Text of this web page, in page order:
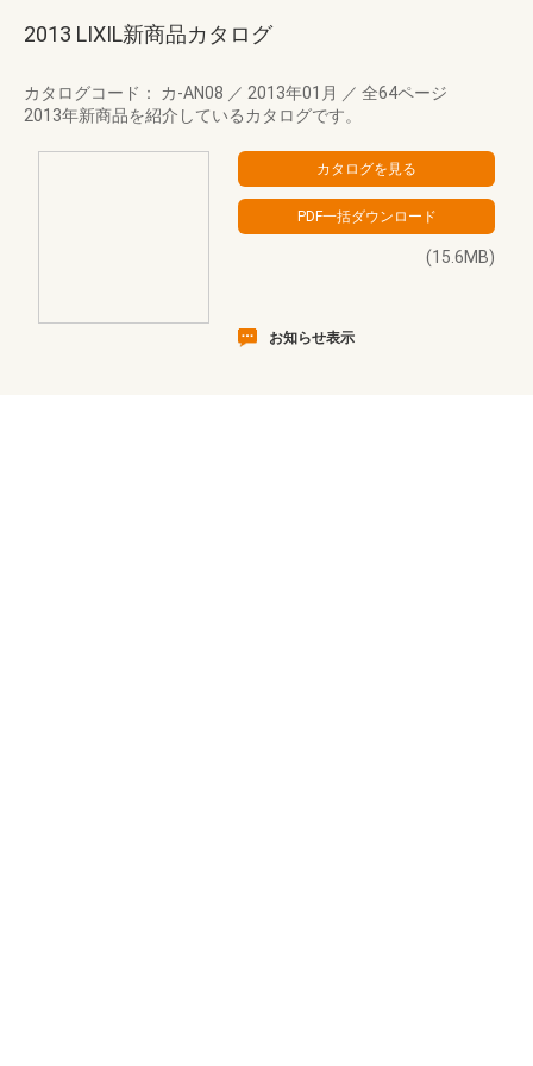
2013 LIXIL新商品カタログ
カタログコード： カ-AN08 ／ 2013年01月 ／ 全64ページ
2013年新商品を紹介しているカタログです。
(15.6MB)
お知らせ表示